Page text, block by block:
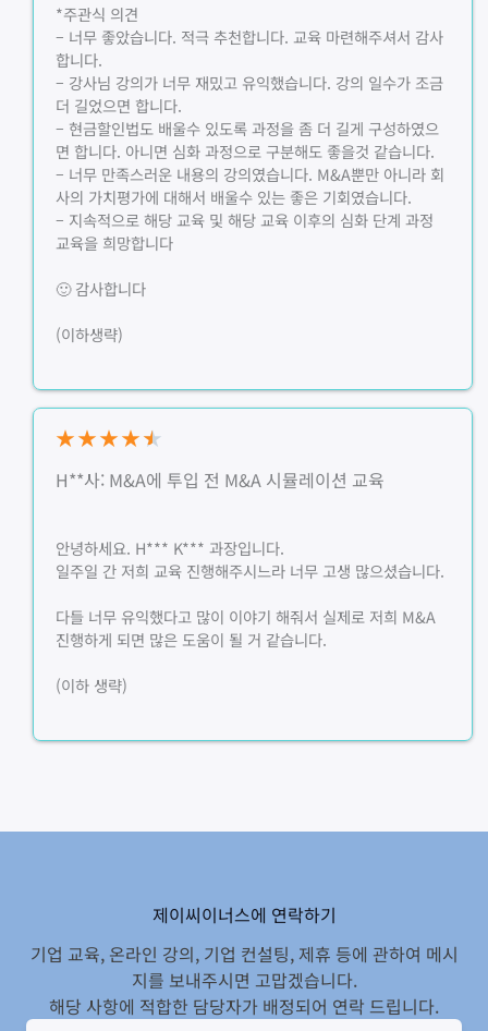
*주관식 의견
– 너무 좋았습니다. 적극 추천합니다. 교육 마련해주셔서 감사
합니다.
– 강사님 강의가 너무 재밌고 유익했습니다. 강의 일수가 조금
더 길었으면 합니다.
– 현금할인법도 배울수 있도록 과정을 좀 더 길게 구성하였으
면 합니다. 아니면 심화 과정으로 구분해도 좋을것 같습니다.
– 너무 만족스러운 내용의 강의였습니다. M&A뿐만 아니라 회
사의 가치평가에 대해서 배울수 있는 좋은 기회였습니다.
– 지속적으로 해당 교육 및 해당 교육 이후의 심화 단계 과정
교육을 희망합니다
🙂 감사합니다
(이하생략)
★★★★★
H**사: M&A에 투입 전 M&A 시뮬레이션 교육
안녕하세요. H*** K*** 과장입니다.
일주일 간 저희 교육 진행해주시느라 너무 고생 많으셨습니다.
다들 너무 유익했다고 많이 이야기 해줘서 실제로 저희 M&A
진행하게 되면 많은 도움이 될 거 같습니다.
(이하 생략)
제이씨이너스에 연락하기
기업 교육, 온라인 강의, 기업 컨설팅, 제휴 등에 관하여 메시
지를 보내주시면 고맙겠습니다.
해당 사항에 적합한 담당자가 배정되어 연락 드립니다.